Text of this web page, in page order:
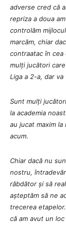
adverse cred că
repriza a doua
controlăm
marcăm, chiar
contraatac în
mulți jucători
Liga a 2-a, dar
Sunt mulți
la academia
au jucat maxim
acum.
Chiar dacă nu
nostru,
răbdător și să
așteptăm să ne
trecerea
că am avut un